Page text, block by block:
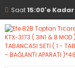
Saat15:00'e Kadar